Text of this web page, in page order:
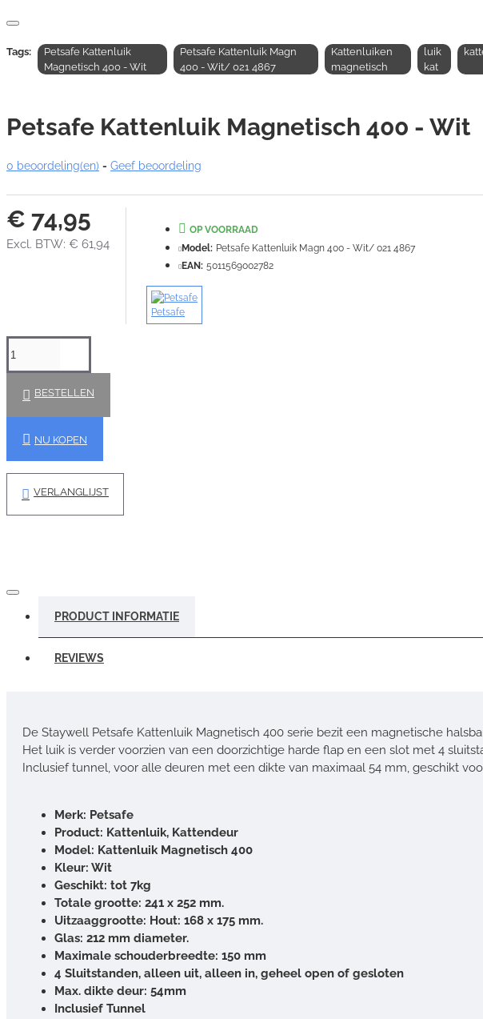
Tags:
Petsafe Kattenluik
Magnetisch 400 - Wit
Petsafe Kattenluik Magn
400 - Wit/ 021 4867
Kattenluiken
magnetisch
luik
kat
Petsafe Kattenluik Magnetisch 400 - Wit
0 beoordeling(en) - Geef beoordeling
€ 74,95
Excl. BTW: € 61,94
OP VOORRAAD
Model: Petsafe Kattenluik Magn 400 - Wit/ 021 4867
EAN: 5011569002782
Petsafe
BESTELLEN
NU KOPEN
VERLANGLIJST
PRODUCT INFORMATIE
REVIEWS
De Staywell Petsafe Kattenluik Magnetisch 400 serie bezit een magnetische
Het luik is verder voorzien van een doorzichtige harde flap en een slot met 4
Inclusief tunnel, voor alle deuren met een dikte van maximaal 54 mm, geschikt
Merk: Petsafe
Product: Kattenluik, Kattendeur
Model: Kattenluik Magnetisch 400
Kleur: Wit
Geschikt: tot 7kg
Totale grootte: 241 x 252 mm.
Uitzaaggrootte: Hout: 168 x 175 mm.
Glas: 212 mm diameter.
Maximale schouderbreedte: 150 mm
4 Sluitstanden, alleen uit, alleen in, geheel open of gesloten
Max. dikte deur: 54mm
Inclusief Tunnel